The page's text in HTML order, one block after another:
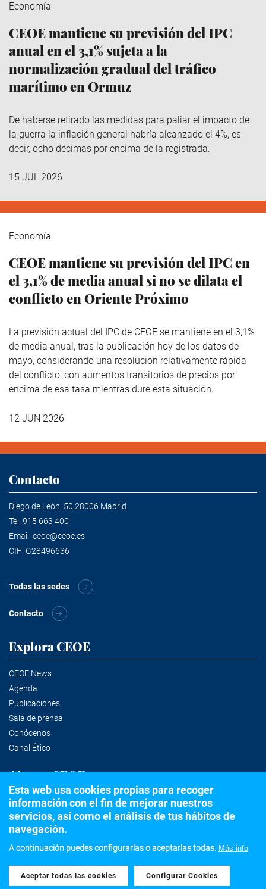
Economía
CEOE mantiene su previsión del IPC
anual en el 3,1% sujeta a la
normalización gradual del tráfico
marítimo en Ormuz
De haberse retirado las medidas para paliar el impacto de
la guerra la inflación general habría alcanzado el 4%, es
decir, ocho décimas por encima de la registrada.
15 JUL 2026
Economía
CEOE mantiene su previsión del IPC en
el 3,1% de media anual si no se dilata el
conflicto en Oriente Próximo
La previsión actual del IPC de CEOE se mantiene en el 3,1%
de media anual, tras la publicación hoy de los datos de
mayo, considerando una resolución relativamente rápida
del conflicto, con aumentos transitorios de precios por
encima de esa tasa mientras dure esta situación.
12 JUN 2026
Contacto
Diego de León, 50 28006 Madrid
Tel. 915 663 400
Email. ceoe@ceoe.es
CIF- G28496636
Todas las sedes
Contacto
Explora CEOE
CEOE News
Agenda
Publicaciones
Sala de prensa
Conócenos
Canal Ético
Alertas CEOE
Suscríbete a la newsletter
©2020 Confederación Española de Organizaciones Empresariales
Aviso legal
Esta web usa cookies propias para recoger
información con el fin de mejorar nuestros
servicios, así como el análisis de tus hábitos de
navegación.
A continuación puedes configurarlas o aceptarlas todas. Más info
Aceptar todas las cookies
Withdraw consent